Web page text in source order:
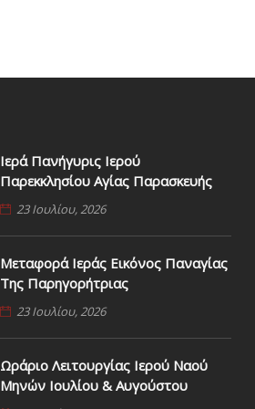
Ιερά Πανήγυρις Ιερού
Παρεκκλησίου Αγίας Παρασκευής
23 Ιουλίου, 2026
Μεταφορά Ιεράς Εικόνος Παναγίας
Της Παρηγορήτριας
23 Ιουλίου, 2026
Ωράριο Λειτουργίας Ιερού Ναού
Μηνών Ιουλίου & Αυγούστου